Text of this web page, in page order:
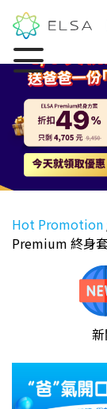
Hot Promotion
Premium 終身